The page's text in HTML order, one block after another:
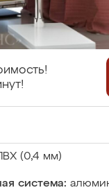
ПВХ (0,4 мм)
система: